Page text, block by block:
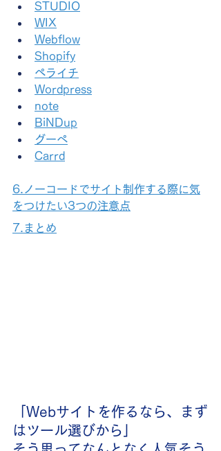
STUDIO
WIX
Webflow
Shopify
ペライチ
Wordpress
note
BiNDup
グーぺ
Carrd
6.ノーコードでサイト制作する際に気
をつけたい3つの注意点
7.まとめ
「Webサイトを作るなら、まず
はツール選びから」